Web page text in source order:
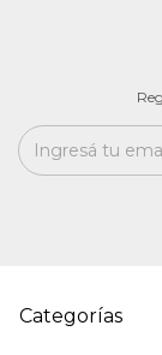
Categorías